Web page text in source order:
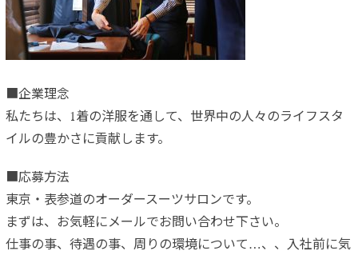
■企業理念
私たちは、1着の洋服を通して、世界中の人々のライフスタ
イルの豊かさに貢献します。
■応募方法
東京・表参道のオーダースーツサロンです。
まずは、お気軽にメールでお問い合わせ下さい。
仕事の事、待遇の事、周りの環境について…、、入社前に気